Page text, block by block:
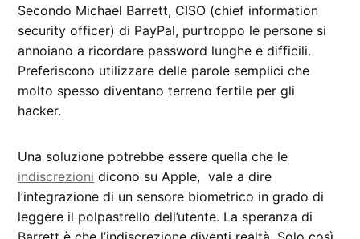
Secondo Michael Barrett, CISO (chief information
security officer) di PayPal, purtroppo le persone si
annoiano a ricordare password lunghe e difficili.
Preferiscono utilizzare delle parole semplici che
molto spesso diventano terreno fertile per gli
hacker.
Una soluzione potrebbe essere quella che le
indiscrezioni dicono su Apple, vale a dire
l’integrazione di un sensore biometrico in grado di
leggere il polpastrello dell’utente. La speranza di